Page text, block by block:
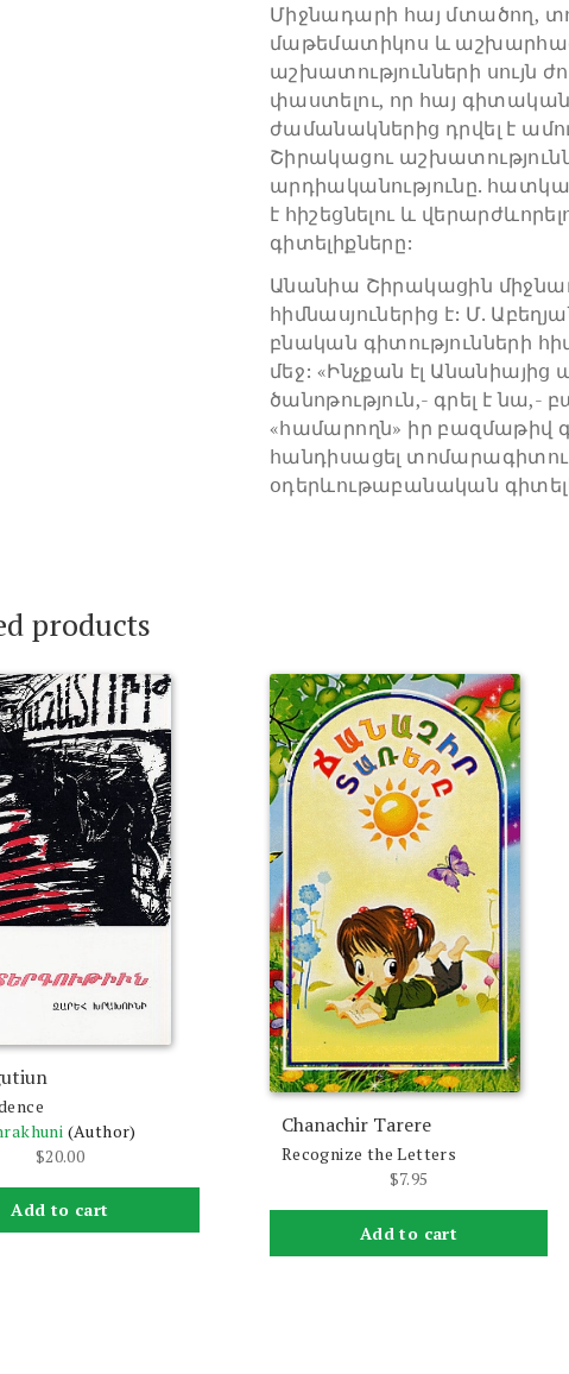
Միջնադարի հայ մտածող,
մաթեմատիկոս և
աշխատությունների սույն
փաստելու, որ հայ
ժամանակներից դրվել է
Շիրակացու
արդիականությունը.
է հիշեցնելու և
գիտելիքները:
Անանիա Շիրակացին
հիմնասյուներից է: Մ.
բնական գիտությունների
մեջ: «Ինչքան էլ Անանիայից
ծանոթություն,- գրել է նա,-
«համարողն» իր բազմաթիվ
հանդիսացել
օդերևութաբանական
products
(Author)
$20.00
Add to cart
Chanachir Tarere
Recognize the Letters
$7.95
Add to cart